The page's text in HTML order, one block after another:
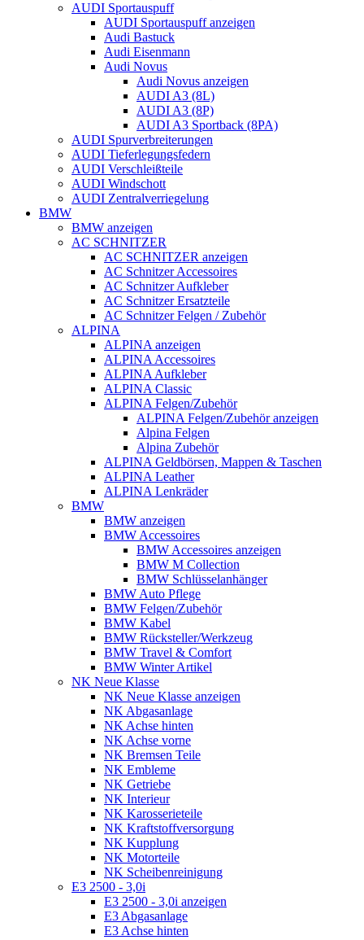
AUDI Sportauspuff
AUDI Sportauspuff anzeigen
Audi Bastuck
Audi Eisenmann
Audi Novus
Audi Novus anzeigen
AUDI A3 (8L)
AUDI A3 (8P)
AUDI A3 Sportback (8PA)
AUDI Spurverbreiterungen
AUDI Tieferlegungsfedern
AUDI Verschleißteile
AUDI Windschott
AUDI Zentralverriegelung
BMW
BMW anzeigen
AC SCHNITZER
AC SCHNITZER anzeigen
AC Schnitzer Accessoires
AC Schnitzer Aufkleber
AC Schnitzer Ersatzteile
AC Schnitzer Felgen / Zubehör
ALPINA
ALPINA anzeigen
ALPINA Accessoires
ALPINA Aufkleber
ALPINA Classic
ALPINA Felgen/Zubehör
ALPINA Felgen/Zubehör anzeigen
Alpina Felgen
Alpina Zubehör
ALPINA Geldbörsen, Mappen & Taschen
ALPINA Leather
ALPINA Lenkräder
BMW
BMW anzeigen
BMW Accessoires
BMW Accessoires anzeigen
BMW M Collection
BMW Schlüsselanhänger
BMW Auto Pflege
BMW Felgen/Zubehör
BMW Kabel
BMW Rücksteller/Werkzeug
BMW Travel & Comfort
BMW Winter Artikel
NK Neue Klasse
NK Neue Klasse anzeigen
NK Abgasanlage
NK Achse hinten
NK Achse vorne
NK Bremsen Teile
NK Embleme
NK Getriebe
NK Interieur
NK Karosserieteile
NK Kraftstoffversorgung
NK Kupplung
NK Motorteile
NK Scheibenreinigung
E3 2500 - 3,0i
E3 2500 - 3,0i anzeigen
E3 Abgasanlage
E3 Achse hinten